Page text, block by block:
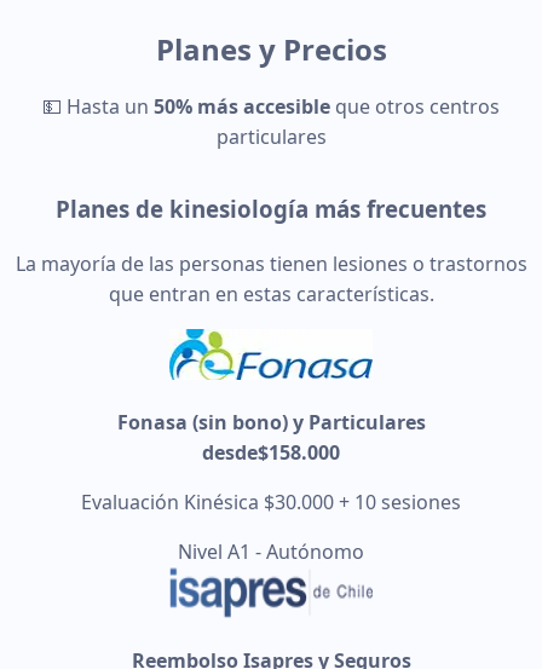
Planes y Precios
💵 Hasta un 50% más accesible que otros centros
particulares
Planes de kinesiología más frecuentes
La mayoría de las personas tienen lesiones o trastornos
que entran en estas características.
Fonasa (sin bono) y Particulares
desde$158.000
Evaluación Kinésica $30.000 + 10 sesiones
Nivel A1 - Autónomo
Reembolso Isapres y Seguros